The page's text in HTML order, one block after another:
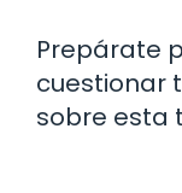
Prepárate
cuestionar
sobre esta